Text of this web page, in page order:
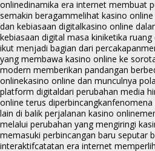
onlinedinamika era internet membuat
semakin beragammelihat kasino
dan kebiasaan digitalkasino online
kebiasaan digital masa kiniketika ruang
ikut menjadi bagian dari percakapan
yang membawa kasino online ke
modern memberikan pandangan
onlinekasino online dan munculnya
platform digitaldari perubahan media
online terus diperbincangkanfenomena
lain di balik perjalanan kasino online
melalui perubahan yang mengiringi
memasuki perbincangan baru seputar
interaktifcatatan era internet